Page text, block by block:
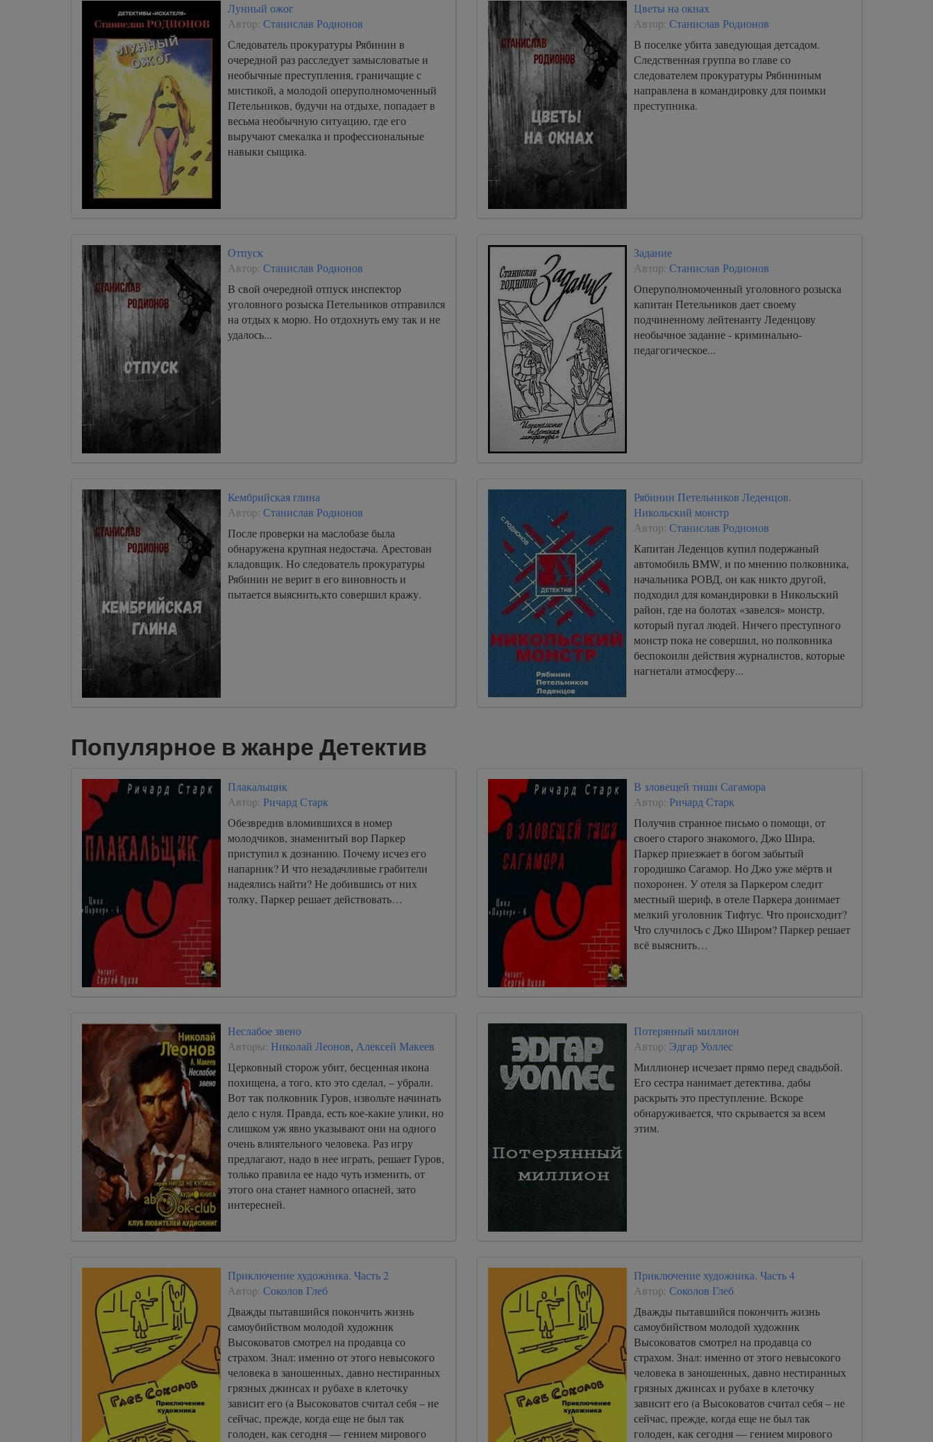
022 Тихие сны
023 Тихие сны
Лунный ожог
Автор: Станислав Родионов
Следователь прокуратуры Рябинин в
очередной раз расследует замысловатые и
необычные преступления, граничащие с
мистикой, а молодой оперуполномоченный
Петельников, будучи на отдыхе, попадает в
весьма необычную ситуацию, где его
выручают смекалка и профессиональные
навыки сыщика.
Цветы на окнах
Автор: Станислав Родионов
В поселке убита заведующая детсадом.
Следственная группа во главе со
следователем прокуратуры Рябининым
направлена в командировку для поимки
преступника.
Отпуск
Автор: Станислав Родионов
В свой очередной отпуск инспектор
уголовного розыска Петельников отправился
на отдых к морю. Но отдохнуть ему так и не
удалось...
Задание
Автор: Станислав Родионов
Оперуполномоченный уголовного розыска
капитан Петельников дает своему
подчиненному лейтенанту Леденцову
необычное задание - криминально-
педагогическое...
Кембрийская глина
Автор: Станислав Родионов
После проверки на маслобазе была
обнаружена крупная недостача. Арестован
кладовщик. Но следователь прокуратуры
Рябинин не верит в его виновность и
пытается выяснить,кто совершил кражу.
Рябинин Петельников Леденцов.
Никольский монстр
Автор: Станислав Родионов
Капитан Леденцов купил подержаный
автомобиль BMW, и по мнению полковника,
начальника РОВД, он как никто другой,
подходил для командировки в Никольский
район, где на болотах «завелся» монстр,
который пугал людей. Ничего преступного
монстр пока не совершил, но полковника
беспокоили действия журналистов, которые
нагнетали атмосферу...
Популярное в жанре Детектив
Плакальщик
Автор: Ричард Старк
Обезвредив вломившихся в номер
молодчиков, знаменитый вор Паркер
приступил к дознанию. Почему исчез его
напарник? И что незадачливые грабители
надеялись найти? Не добившись от них
толку, Паркер решает действовать…
В зловещей тиши Сагамора
Автор: Ричард Старк
Получив странное письмо о помощи, от
своего старого знакомого, Джо Шира,
Паркер приезжает в богом забытый
городишко Сагамор. Но Джо уже мёртв и
похоронен. У отеля за Паркером следит
местный шериф, в отеле Паркера донимает
мелкий уголовник Тифтус. Что происходит?
Что случилось с Джо Широм? Паркер решает
всё выяснить…
Неслабое звено
Авторы: Николай Леонов, Алексей Макеев
Церковный сторож убит, бесценная икона
похищена, а того, кто это сделал, – убрали.
Вот так полковник Гуров, извольте начинать
дело с нуля. Правда, есть кое-какие улики, но
слишком уж явно указывают они на одного
очень влиятельного человека. Раз игру
предлагают, надо в нее играть, решает Гуров,
только правила ее надо чуть изменить, от
этого она станет намного опасней, зато
интересней.
Потерянный миллион
Автор: Эдгар Уоллес
Миллионер исчезает прямо перед свадьбой.
Его сестра нанимает детектива, дабы
раскрыть это преступление. Вскоре
обнаруживается, что скрывается за всем
этим.
Приключение художника. Часть 2
Автор: Соколов Глеб
Дважды пытавшийся покончить жизнь
самоубийством молодой художник
Высоковатов смотрел на продавца со
страхом. Знал: именно от этого невысокого
человека в заношенных, давно нестиранных
грязных джинсах и рубахе в клеточку
зависит его (а Высоковатов считал себя – не
сейчас, прежде, когда еще не был так
голоден, как сегодня — гением мирового
Приключение художника. Часть 4
Автор: Соколов Глеб
Дважды пытавшийся покончить жизнь
самоубийством молодой художник
Высоковатов смотрел на продавца со
страхом. Знал: именно от этого невысокого
человека в заношенных, давно нестиранных
грязных джинсах и рубахе в клеточку
зависит его (а Высоковатов считал себя – не
сейчас, прежде, когда еще не был так
голоден, как сегодня — гением мирового